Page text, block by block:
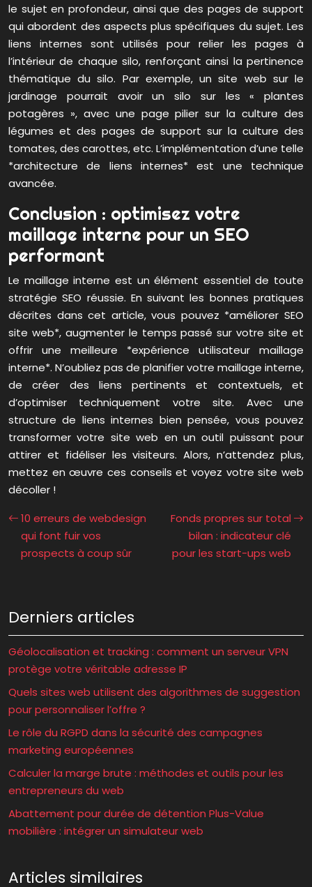
le sujet en profondeur, ainsi que des pages de support
qui abordent des aspects plus spécifiques du sujet. Les
liens internes sont utilisés pour relier les pages à
l’intérieur de chaque silo, renforçant ainsi la pertinence
thématique du silo. Par exemple, un site web sur le
jardinage pourrait avoir un silo sur les « plantes
potagères », avec une page pilier sur la culture des
légumes et des pages de support sur la culture des
tomates, des carottes, etc. L’implémentation d’une telle
*architecture de liens internes* est une technique
avancée.
Conclusion : optimisez votre
maillage interne pour un SEO
performant
Le maillage interne est un élément essentiel de toute
stratégie SEO réussie. En suivant les bonnes pratiques
décrites dans cet article, vous pouvez *améliorer SEO
site web*, augmenter le temps passé sur votre site et
offrir une meilleure *expérience utilisateur maillage
interne*. N’oubliez pas de planifier votre maillage interne,
de créer des liens pertinents et contextuels, et
d’optimiser techniquement votre site. Avec une
structure de liens internes bien pensée, vous pouvez
transformer votre site web en un outil puissant pour
attirer et fidéliser les visiteurs. Alors, n’attendez plus,
mettez en œuvre ces conseils et voyez votre site web
décoller !
10 erreurs de webdesign
qui font fuir vos
prospects à coup sûr
Fonds propres sur total
bilan : indicateur clé
pour les start-ups web
Derniers articles
Géolocalisation et tracking : comment un serveur VPN
protège votre véritable adresse IP
Quels sites web utilisent des algorithmes de suggestion
pour personnaliser l’offre ?
Le rôle du RGPD dans la sécurité des campagnes
marketing européennes
Calculer la marge brute : méthodes et outils pour les
entrepreneurs du web
Abattement pour durée de détention Plus-Value
mobilière : intégrer un simulateur web
Articles similaires